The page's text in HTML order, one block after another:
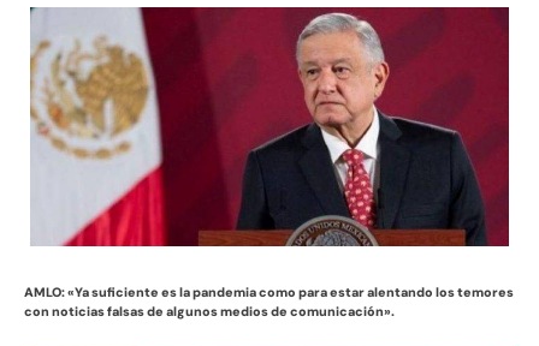
AMLO: «Ya suficiente es la pandemia como para estar alentando los temores
con noticias falsas de algunos medios de comunicación».